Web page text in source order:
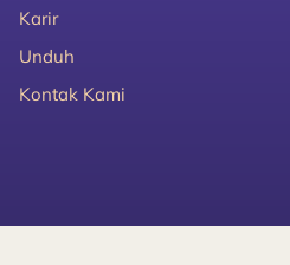
Karir
Unduh
Kontak Kami